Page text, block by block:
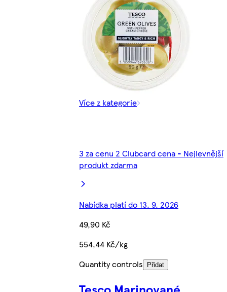
Více z kategorie
3 za cenu 2 Clubcard cena - Nejlevnější
produkt zdarma
Nabídka platí do 13. 9. 2026
49,90 Kč
554,44 Kč/kg
Quantity controls
Přidat